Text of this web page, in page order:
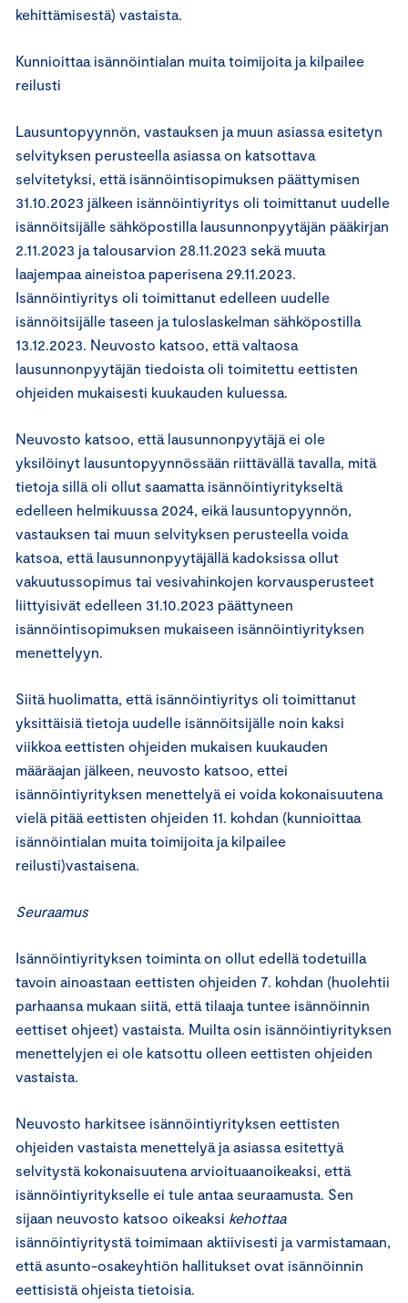
kehittämisestä) vastaista.
Kunnioittaa isännöintialan muita toimijoita ja kilpailee
reilusti
Lausuntopyynnön, vastauksen ja muun asiassa esitetyn
selvityksen perusteella asiassa on katsottava
selvitetyksi, että isännöintisopimuksen päättymisen
31.10.2023 jälkeen isännöintiyritys oli toimittanut uudelle
isännöitsijälle sähköpostilla lausunnonpyytäjän pääkirjan
2.11.2023 ja talousarvion 28.11.2023 sekä muuta
laajempaa aineistoa paperisena 29.11.2023.
Isännöintiyritys oli toimittanut edelleen uudelle
isännöitsijälle taseen ja tuloslaskelman sähköpostilla
13.12.2023. Neuvosto katsoo, että valtaosa
lausunnonpyytäjän tiedoista oli toimitettu eettisten
ohjeiden mukaisesti kuukauden kuluessa.
Neuvosto katsoo, että lausunnonpyytäjä ei ole
yksilöinyt lausuntopyynnössään riittävällä tavalla, mitä
tietoja sillä oli ollut saamatta isännöintiyritykseltä
edelleen helmikuussa 2024, eikä lausuntopyynnön,
vastauksen tai muun selvityksen perusteella voida
katsoa, että lausunnonpyytäjällä kadoksissa ollut
vakuutussopimus tai vesivahinkojen korvausperusteet
liittyisivät edelleen 31.10.2023 päättyneen
isännöintisopimuksen mukaiseen isännöintiyrityksen
menettelyyn.
Siitä huolimatta, että isännöintiyritys oli toimittanut
yksittäisiä tietoja uudelle isännöitsijälle noin kaksi
viikkoa eettisten ohjeiden mukaisen kuukauden
määräajan jälkeen, neuvosto katsoo, ettei
isännöintiyrityksen menettelyä ei voida kokonaisuutena
vielä pitää eettisten ohjeiden 11. kohdan (kunnioittaa
isännöintialan muita toimijoita ja kilpailee
reilusti)vastaisena.
Seuraamus
Isännöintiyrityksen toiminta on ollut edellä todetuilla
tavoin ainoastaan eettisten ohjeiden 7. kohdan (huolehtii
parhaansa mukaan siitä, että tilaaja tuntee isännöinnin
eettiset ohjeet) vastaista. Muilta osin isännöintiyrityksen
menettelyjen ei ole katsottu olleen eettisten ohjeiden
vastaista.
Neuvosto harkitsee isännöintiyrityksen eettisten
ohjeiden vastaista menettelyä ja asiassa esitettyä
selvitystä kokonaisuutena arvioituaanoikeaksi, että
isännöintiyritykselle ei tule antaa seuraamusta. Sen
sijaan neuvosto katsoo oikeaksi kehottaa
isännöintiyritystä toimimaan aktiivisesti ja varmistamaan,
että asunto-osakeyhtiön hallitukset ovat isännöinnin
eettisistä ohjeista tietoisia.